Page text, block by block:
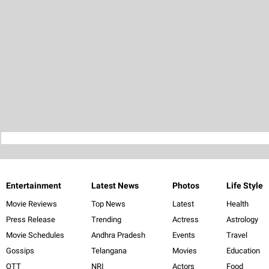
Entertainment
Movie Reviews
Press Release
Movie Schedules
Gossips
OTT
Latest News
Top News
Trending
Andhra Pradesh
Telangana
NRI
Photos
Latest
Actress
Events
Movies
Actors
Life Style
Health
Astrology
Travel
Education
Food